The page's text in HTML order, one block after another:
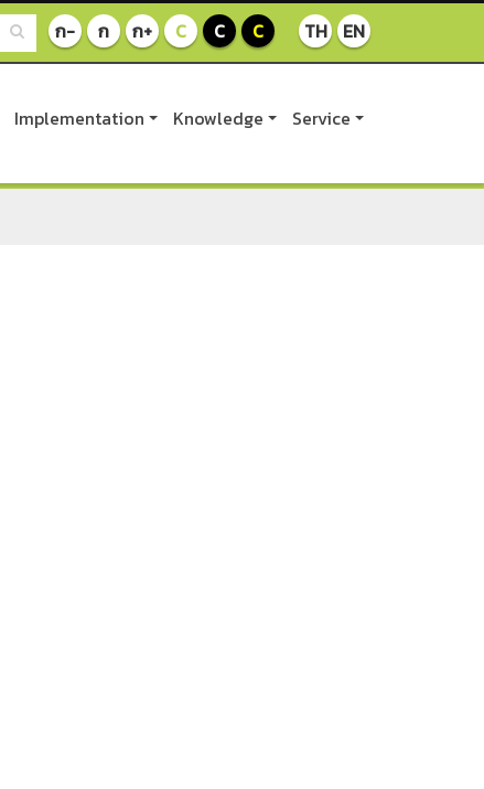
TH EN
ก- ก ก+ C C C
Implementation Knowledge Service